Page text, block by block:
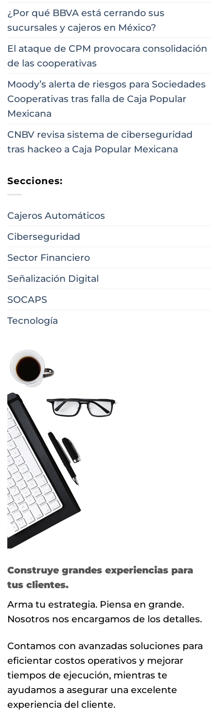
¿Por qué BBVA está cerrando sus
sucursales y cajeros en México?
El ataque de CPM provocara consolidación
de las cooperativas
Moody’s alerta de riesgos para Sociedades
Cooperativas tras falla de Caja Popular
Mexicana
CNBV revisa sistema de ciberseguridad
tras hackeo a Caja Popular Mexicana
Secciones:
Cajeros Automáticos
Ciberseguridad
Sector Financiero
Señalización Digital
SOCAPS
Tecnología
Construye grandes experiencias para
tus clientes.
Arma tu estrategia. Piensa en grande.
Nosotros nos encargamos de los detalles.
Contamos con avanzadas soluciones para
eficientar costos operativos y mejorar
tiempos de ejecución, mientras te
ayudamos a asegurar una excelente
experiencia del cliente.